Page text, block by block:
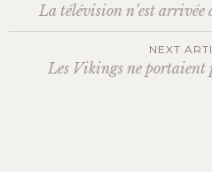
Navigation
La télévision n’est arrivée
NEXT
Les Vikings ne portaient